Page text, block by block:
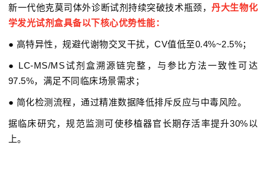
新一代他克莫司体外诊断试剂持续突破技术瓶颈，丹大生物化
学发光试剂盒具备以下核心优势性能：
● 高特异性，规避代谢物交叉干扰，CV值低至0.4%~2.5%；
● LC-MS/MS试剂盒溯源链完整，与参比方法一致性可达
97.5%，满足不同临床场景需求；
● 简化检测流程，通过精准数据降低排斥反应与中毒风险。
据临床研究，规范监测可使移植器官长期存活率提升30%以
上。